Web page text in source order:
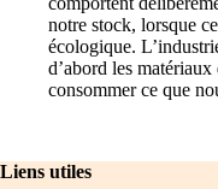
notre stock, lorsque
écologique.
d’abord les
consommer ce que
Liens utiles